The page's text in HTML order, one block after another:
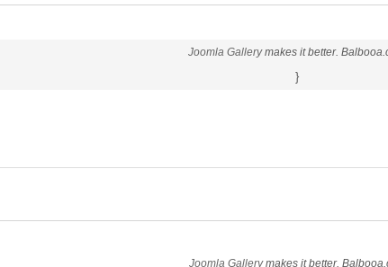
Joomla Gallerymakes it better.
}
Joomla Gallerymakes it better.